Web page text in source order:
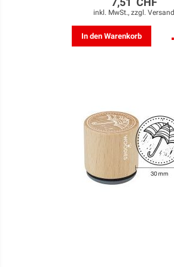
inkl. MwSt., zzgl. Versand
In den Warenkorb